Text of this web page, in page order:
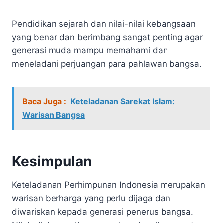
Pendidikan sejarah dan nilai-nilai kebangsaan
yang benar dan berimbang sangat penting agar
generasi muda mampu memahami dan
meneladani perjuangan para pahlawan bangsa.
Baca Juga : Keteladanan Sarekat Islam:
Warisan Bangsa
Kesimpulan
Keteladanan Perhimpunan Indonesia merupakan
warisan berharga yang perlu dijaga dan
diwariskan kepada generasi penerus bangsa.